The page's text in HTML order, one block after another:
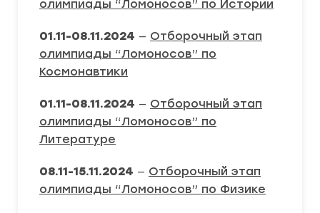
олимпиады “Ломоносов” по Истории
01.11-08.11.2024 — Отборочный этап
олимпиады “Ломоносов” по
Космонавтики
01.11-08.11.2024 — Отборочный этап
олимпиады “Ломоносов” по
Литературе
08.11-15.11.2024 — Отборочный этап
олимпиады “Ломоносов” по Физике